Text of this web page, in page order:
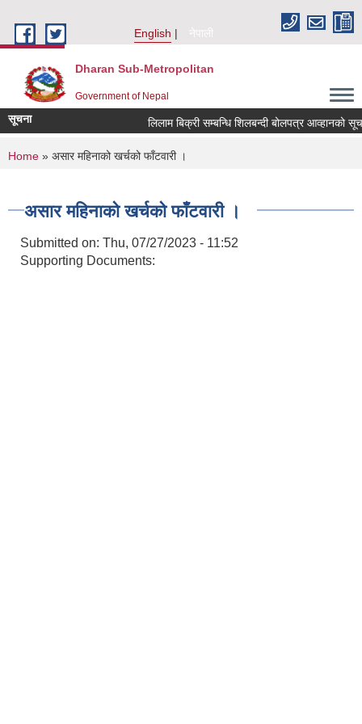
English
नेपाली
Dharan Sub-Metropolitan
Government of Nepal
सूचना लिलाम बिक्री सम्बन्धि शिलबन्दी बोलपत्र
You are here
Home » असार महिनाको खर्चको फाँटवारी ।
असार महिनाको खर्चको फाँटवारी ।
Submitted on: Thu, 07/27/2023 - 11:52
Supporting Documents: